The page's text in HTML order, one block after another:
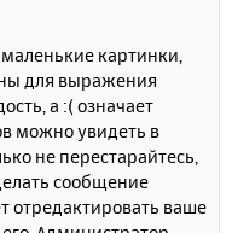
картинки,
для выражения
а :( означает
можно увидеть в
не перестарайтесь,
сообщение
ваше